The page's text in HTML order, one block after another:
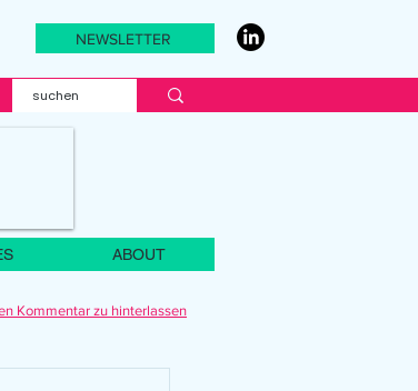
NEWSLETTER
ABOUT
Kommentar zu hinterlassen